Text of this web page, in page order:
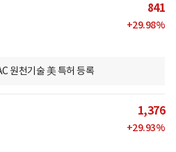
841
+29.98%
원천기술 美 특허 등록
1,376
+29.93%